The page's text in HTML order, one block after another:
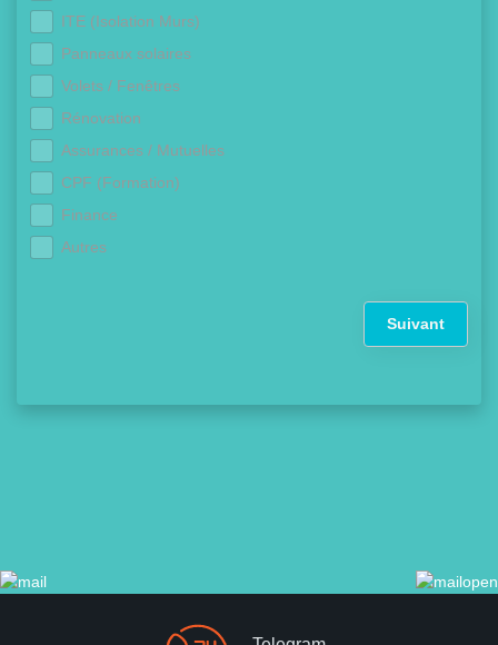
ITE (Isolation Murs)
Panneaux solaires
Volets / Fenêtres
Rénovation
Assurances / Mutuelles
CPF (Formation)
Finance
Autres
Suivant